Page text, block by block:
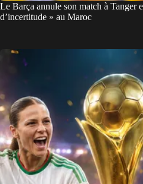
Le Barça annule son match à Tanger
d’incertitude » au Maroc